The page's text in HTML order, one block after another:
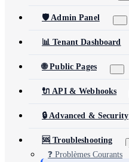
🛡️ Admin Panel
📊 Tenant Dashboard
🌐 Public Pages
🔌 API & Webhooks
🔒 Advanced & Security
🆘 Troubleshooting
❓ Problèmes Courants